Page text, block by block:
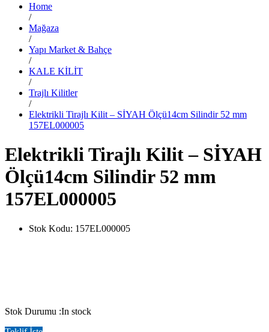
Home
/
Mağaza
/
Yapı Market & Bahçe
/
KALE KİLİT
/
Trajlı Kilitler
/
Elektrikli Tirajlı Kilit – SİYAH Ölçü14cm Silindir 52 mm
157EL000005
Elektrikli Tirajlı Kilit – SİYAH
Ölçü14cm Silindir 52 mm
157EL000005
Stok Kodu: 157EL000005
Stok Durumu :In stock